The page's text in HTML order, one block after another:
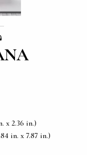
x 2.36 in.)
in. x 7.87 in.)